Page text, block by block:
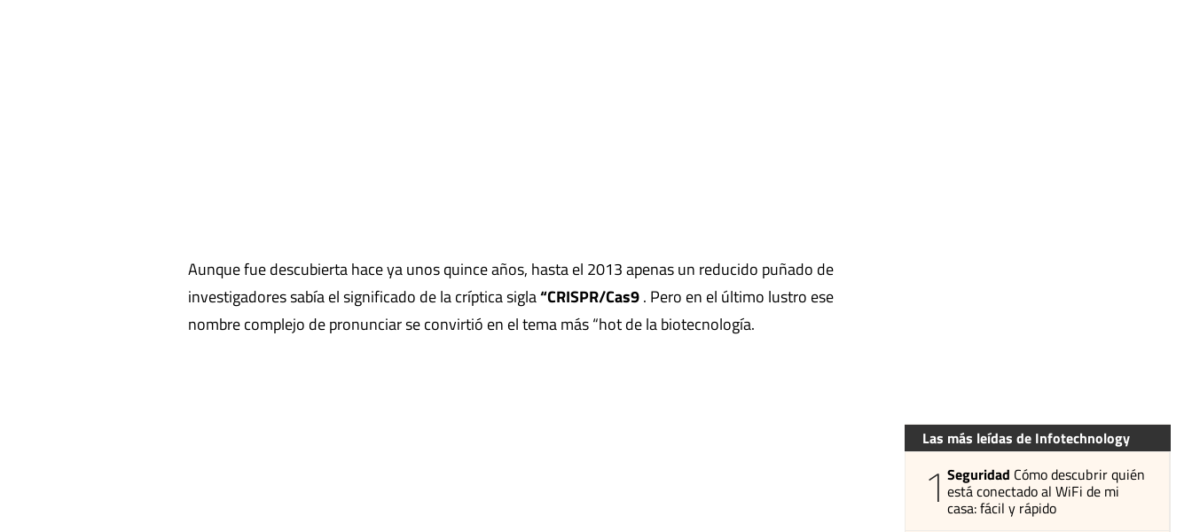
Aunque fue descubierta hace ya unos quince años, hasta el 2013 apenas un reducido puñado de
investigadores sabía el significado de la críptica sigla“CRISPR/Cas9. Pero en el último lustro ese
nombre complejo de pronunciar se convirtió en el tema más “hot de la biotecnología.
Las más leídas de Infotechnology
1 Seguridad Cómo descubrir quién
está conectado al WiFi de mi
casa: fácil y rápido